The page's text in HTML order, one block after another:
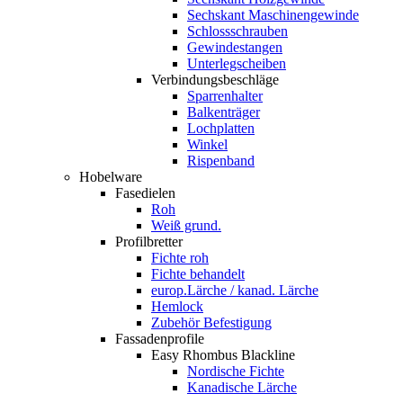
Sechskant Maschinengewinde
Schlossschrauben
Gewindestangen
Unterlegscheiben
Verbindungsbeschläge
Sparrenhalter
Balkenträger
Lochplatten
Winkel
Rispenband
Hobelware
Fasedielen
Roh
Weiß grund.
Profilbretter
Fichte roh
Fichte behandelt
europ.Lärche / kanad. Lärche
Hemlock
Zubehör Befestigung
Fassadenprofile
Easy Rhombus Blackline
Nordische Fichte
Kanadische Lärche